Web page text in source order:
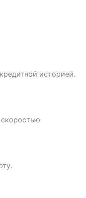
историей.